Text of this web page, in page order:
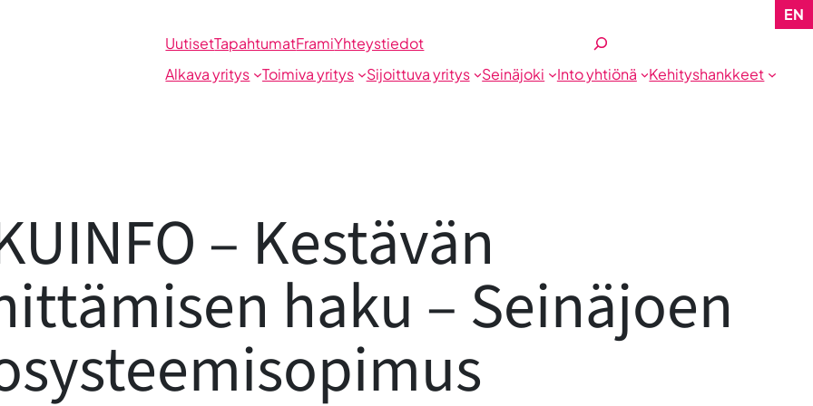
UutisetTapahtumatFramiYhteystiedot
Etsi
Alkava yritys
Toimiva yritys Sijoittuva yritys Seinäjoki Into yhtiönä Kehityshankkeet
EN
– Kestävän
haku – Seinäjoen